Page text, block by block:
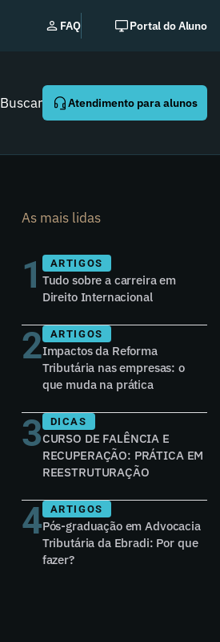
FAQ Portal do Aluno
Buscar Atendimento para alunos
As mais lidas
1 ARTIGOS
Tudo sobre a carreira em
Direito Internacional
2 ARTIGOS
Impactos da Reforma
Tributária nas empresas: o
que muda na prática
3 DICAS
CURSO DE FALÊNCIA E
RECUPERAÇÃO: PRÁTICA EM
REESTRUTURAÇÃO
4 ARTIGOS
Pós-graduação em Advocacia
Tributária da Ebradi: Por que
fazer?